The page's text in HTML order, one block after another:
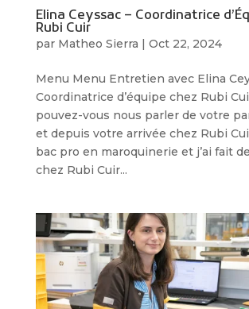
Elina Ceyssac – Coordinatrice
Rubi Cuir
par Matheo Sierra Oct 22, 2024
Menu Menu Entretien avec Elina
Coordinatrice d’équipe chez Rubi
pouvez-vous nous parler de votre
et depuis votre arrivée chez Rubi
bac pro en maroquinerie et j’ai fait
chez Rubi Cuir...